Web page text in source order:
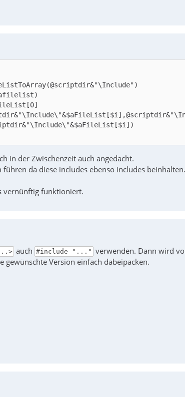
in der Zwischenzeit auch angedacht.
da diese includes ebenso includes
vernünftig funktioniert.
auch #include "..." verwenden. Dann wird
gewünschte Version einfach dabeipacken.